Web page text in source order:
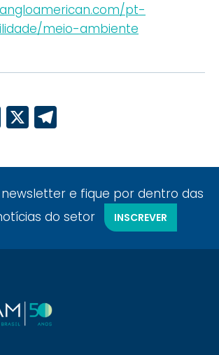
pt-
meio-ambiente
LinkedIn
X
newsletter e fique por dentro das
do setor
INSCREVER